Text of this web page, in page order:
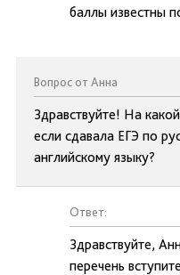
баллы известны
Вопрос от Анна
Здравствуйте! На
если сдавала ЕГЭ по
английскому языку?
Ответ:
Здравствуйте,
перечень